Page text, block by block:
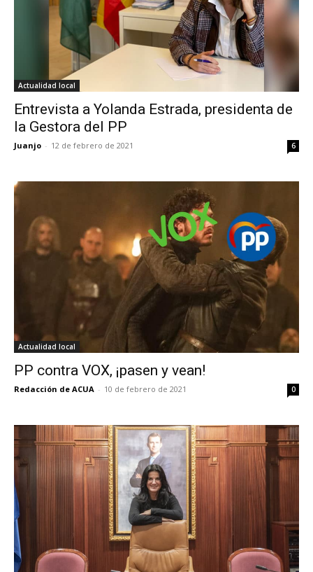
Actualidad local
Entrevista a Yolanda Estrada, presidenta de
la Gestora del PP
Juanjo - 12 de febrero de 2021 6
Actualidad local
PP contra VOX, ¡pasen y vean!
Redacción de ACUA - 10 de febrero de 2021 0